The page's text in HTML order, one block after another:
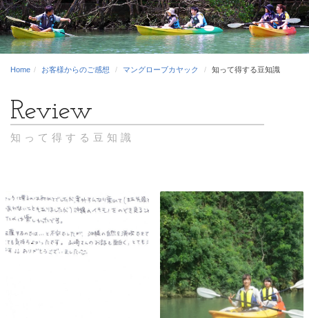
Home お客様からのご感想 マングローブカヤック 知って得する豆知識
知って得する豆知識